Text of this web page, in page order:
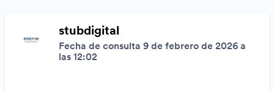
stubdigital
Fecha de consulta 9 de febrero de 2026 a
las 12:02